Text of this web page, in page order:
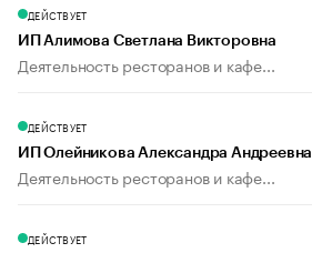
ДЕЙСТВУЕТ
ИП Алимова Светлана Викторовна
Деятельность ресторанов и кафе...
ДЕЙСТВУЕТ
ИП Олейникова Александра Андреевна
Деятельность ресторанов и кафе...
ДЕЙСТВУЕТ